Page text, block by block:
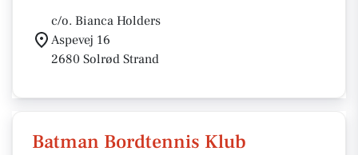
c/o. Bianca Holders
Aspevej 16
2680 Solrød Strand
Batman Bordtennis Klub